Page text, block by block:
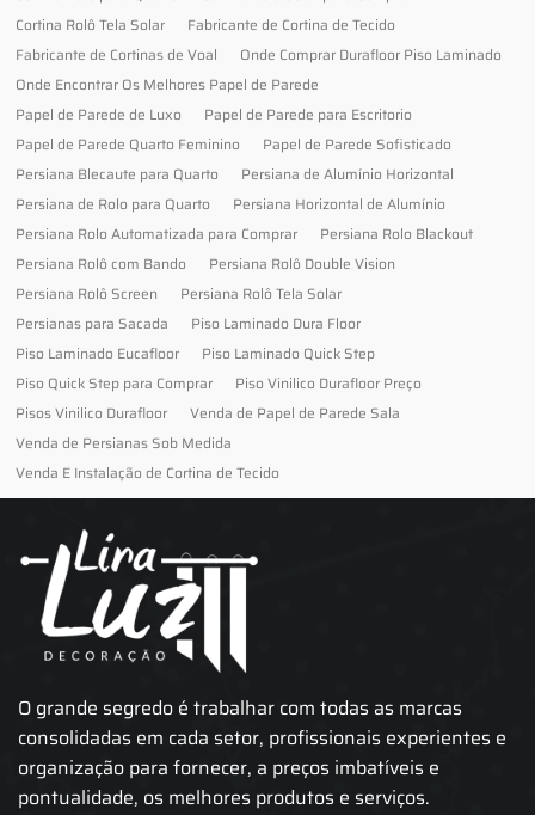
Cortina Rolô Tela Solar
Fabricante de Cortina de Tecido
Fabricante de Cortinas de Voal
Onde Comprar Durafloor Piso Laminado
Onde Encontrar Os Melhores Papel de Parede
Papel de Parede de Luxo
Papel de Parede para Escritorio
Papel de Parede Quarto Feminino
Papel de Parede Sofisticado
Persiana Blecaute para Quarto
Persiana de Alumínio Horizontal
Persiana de Rolo para Quarto
Persiana Horizontal de Alumínio
Persiana Rolo Automatizada para Comprar
Persiana Rolo Blackout
Persiana Rolô com Bando
Persiana Rolô Double Vision
Persiana Rolô Screen
Persiana Rolô Tela Solar
Persianas para Sacada
Piso Laminado Dura Floor
Piso Laminado Eucafloor
Piso Laminado Quick Step
Piso Quick Step para Comprar
Piso Vinilico Durafloor Preço
Pisos Vinilico Durafloor
Venda de Papel de Parede Sala
Venda de Persianas Sob Medida
Venda E Instalação de Cortina de Tecido
O grande segredo é trabalhar com todas as marcas
consolidadas em cada setor, profissionais experientes e
organização para fornecer, a preços imbatíveis e
pontualidade, os melhores produtos e serviços.